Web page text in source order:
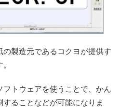
の製造元であるコクヨが提供す
フトウェアを使うことで、かん
ることなどが可能になりま